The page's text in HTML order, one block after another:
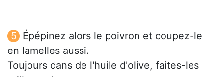
Épépinez alors le poivron et coupez-le
en lamelles aussi.
Toujours dans de l'huile d'olive, faites-les